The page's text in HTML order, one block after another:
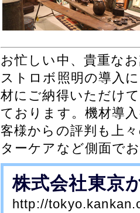
お忙しい中、貴重な
ストロボ照明の導入
材にご納得いただけ
ております。機材導
客様からの評判も上
ターケアなど側面で
株式会社東京
http://